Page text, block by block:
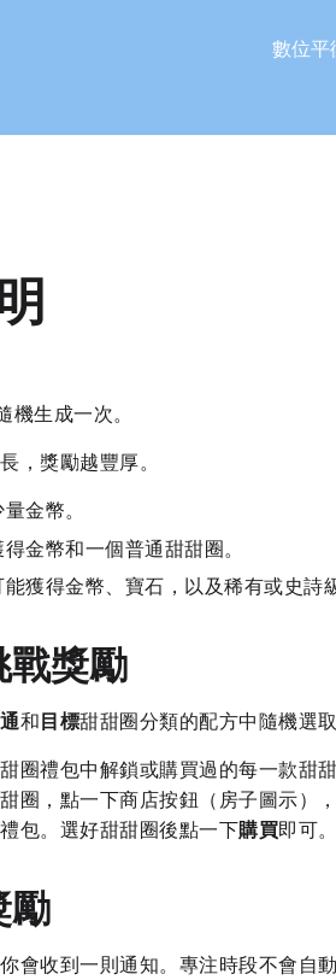
數位平
生成一次。
，獎勵越豐厚。
金幣。
金幣和一個普通甜甜圈。
獲得金幣、寶石，以及稀有或史詩
獎勵
和目標甜甜圈分類的配方中隨機選取
圈禮包中解鎖或購買過的每一款甜
圈，點一下商店按鈕（房子圖示）
包。選好甜甜圈後點一下購買即可。
勵
會收到一則通知。專注時段不會自